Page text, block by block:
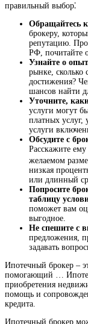
правильный выбор⁚
Обращайтесь
брокеру,
репутацию.
РФ, почитайте
Узнайте о
рынке, сколько
достижения?
шансов найти
Уточните,
услуги могут
платных услуг,
услуги
Обсудите с
Расскажите
желаемом
низкая
или длинный
Попросите
таблицу
поможет вам
выгодное.
Не спешите с
предложения,
задавать
Ипотечный брокер –
помогающий …
приобретения
помощь и
кредита.
Ипотечный брокер